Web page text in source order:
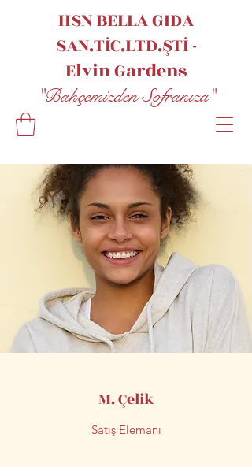
HSN BELLA GIDA
SAN.TİC.LTD.ŞTİ -
ElvinGardens
"Bahçemizden Sofranıza"
M. Çelik
Satış Elemanı